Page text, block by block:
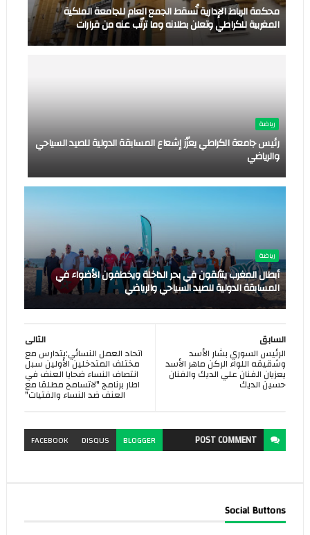
محكمة الرباط الإدارية تُسقط الجمع العام للجامعة الملكية
المغربية للكراطي وتعلن بطلانه وما ترتّب عنه من قرارات
رياضة
رئيس جامعة الكراطي يعزّز إشعاع المسابقة الدولية للصيد السياحي
والرياضي
رياضة
أبطال المغرب يتألقون في بحر الداخلة ويخطفون الأضواء في
المسابقة الدولية للصيد السياحي والرياضي
التالى
اتحاد العمل النسائي:يتدارس مع
مختلف المتدخلين الأولين سبل
انتصاف النساء ضحايا العنف في
اطار برنامج "لاتسامح مطلقا مع
العنف ضد النساء والفتيات"
السابق
الرئيس السوري بشار الأسد
وشقيقه اللواء الركن ماهر الأسد
يعزيان الفنان علي الديك والفنان
حسين الديك
POSTCOMMENT
BLOGGER
DISQUS
FACEBOOK
Social Buttons